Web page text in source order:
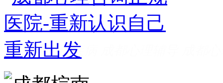
成都看心理疾病
家好 成都心理咨询推荐